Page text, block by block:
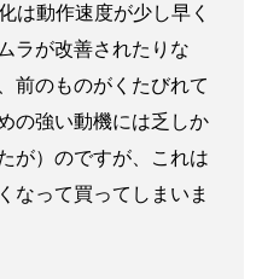
は動作速度が少し早く
ラが改善されたりな
前のものがくたびれて
の強い動機には乏しか
が）のですが、これは
なって買ってしまいま